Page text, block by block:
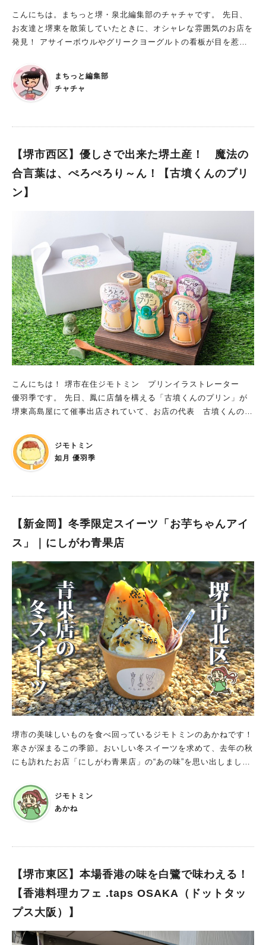
こんにちは。まちっと堺・泉北編集部のチャチャです。 先日、
お友達と堺東を散策していたときに、オシャレな雰囲気のお店を
発見！ アサイーボウルやグリークヨーグルトの看板が目を惹く
で入店しました。 今回は、堺東にある「フルーツ飴atom」をご
紹介します。 フルーツ飴atom 営業時間：12時 〜 ラストオーダ
ー23時30分 定休日：なし 「フルーツ飴atom」は、堺東から徒
た。 遅い時間までやっているのは、かなりありがたいですよ
ルト、スムージーやソフトクリームまであります。 メニューの
豊富さに、店の前で10分位悩んでしまいました。 商品は、注文
やさしい酸味が心地よかったです。 友達は、グリークヨーグル
トとアサイーボウルを選んでいました。 色とりどりのフルーツ
が華やかで、受け取っただけでもテンションが上がりますよね。
一口ずつもらいましたが、ひんやりしていてフレッシュなフルー
ツとの相性バツグンでとてもおいしい！ 次回は、お腹に余裕の
あるときに行って、わたしもフルーツののった商品を注文したい
です。 たっぷりフルーツを味わえるお店 「フルーツ飴atom」
は、豊富なメニューの中から自分好みの味を選ぶ楽しさがあるお
店。 みずみずしいフルーツを、たっぷり味わうこともできちゃ
ね。
まちっと編集部
チャチャ
【堺市西区】優しさで出来た堺土産！ 魔法の
合言葉は、ぺろぺろり～ん！【古墳くんのプリ
ン】
こんにちは！ 堺市在住ジモトミン プリンイラストレーター
優羽季です。 先日、鳳に店舗を構える「古墳くんのプリン」が
堺東高島屋にて催事出店されていて、お店の代表 古墳くんのプ
プリンだったのですが、 そのお味がおいしくておいしくて🍮 今
回は、そんな古墳くんのプリンをご紹介します！ プリン専門店
「古墳くんのプリン」は、JR鳳駅から徒歩５分！ 「古墳くんの
ず、お砂糖には甜菜糖（てんさいとう）も使用。 職人さんが一
族やご友人など、大切な人への手土産にも喜んでいただけるプリ
ンです♪ 美味しすぎて「ぺろりん」と食べちゃう 魔法の合言葉
は、『ぺろぺろり～ん！』 かっ、かわいい…。 合言葉の通り、
本当にぺろっと食べられる、深いプリンでした～！ プリンの感
想詳細はぜひ「ぷりんめも」もご覧ください🍮 快く古墳くんの
使用許可をいただけて、食べても幸せ、描いても幸せ…。 🍮生
クリームつよつよの濃厚なめらかプリン 古墳くんのプリン 🍮店
内挽き珈琲豆を使用、大人ビターな 珈琲プリン 様々なメディア
でも取り上げられるプリン屋さん。おすすめプリンは…!? TV・
YouTube・地元誌など 様々なメディアにも取り上げられる古墳
くんのプリン。 お店オススメのプリンは、 「古墳くんのプリ
ン」と、人気No.1の「とろとろプリン」 そして、"日本プリンア
ワード2023"推しプリン第１位を獲得された「ほうじ茶プリ
プリン」 ぜひ食べてみてくださいね♪ ここだけのお話…！今後
はひっくり返すプリンの新作も考えられているそうですよ！ ぜ
ひ実現してほしいです～( *´艸｀)
ジモトミン
如月 優羽季
【新金岡】冬季限定スイーツ「お芋ちゃんアイ
ス」｜にしがわ青果店
堺市の美味しいものを食べ回っているジモトミンのあかねです！
寒さが深まるこの季節。おいしい冬スイーツを求めて、去年の秋
にも訪れたお店「にしがわ青果店」の“あの味”を思い出しまし
みの八百屋さんなんですが、実はスイーツもめちゃくちゃ本気な
んです…！ 野菜だけじゃない！地元の人に愛される「にしがわ
青果店」 2024年9月にリニューアルした「にしがわ青果店」。
られて、どこか懐かしいようなホッとする空気が流れています。
ではフルーツのカット方法なんかも教えてくれることも。地元の
人の“日常”に溶け込んでる、そんな場所です。 焼き芋×アイス×
思えない完成度！ 今回紹介するのは、冬の人気スイーツ「お芋
ジモトミン
あかね
【堺市東区】本場香港の味を白鷺で味わえる！
【香港料理カフェ .taps OSAKA（ドットタッ
プス大阪）】